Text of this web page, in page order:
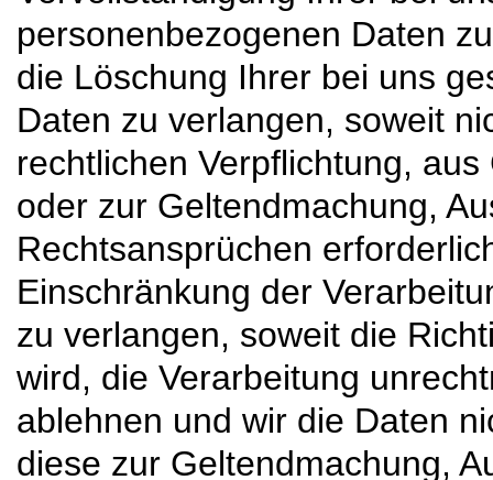
personenbezogenen Daten
die Löschung Ihrer bei uns
Daten zu verlangen, soweit
rechtlichen Verpflichtung,
oder zur Geltendmachung,
Rechtsansprüchen
Einschränkung der
zu verlangen, soweit die
wird, die Verarbeitung
ablehnen und wir die Daten
diese zur Geltendmachung,